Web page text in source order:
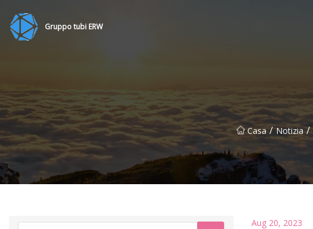
Gruppo tubi ERW
Casa / Notizia /
Aug 20, 2023